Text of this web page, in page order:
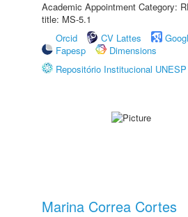
Academic Appointment Category:
title: MS-5.1
Orcid
CV Lattes
Fapesp
Dimensions
Repositório Institucional UNESP
Marina Correa Cortes